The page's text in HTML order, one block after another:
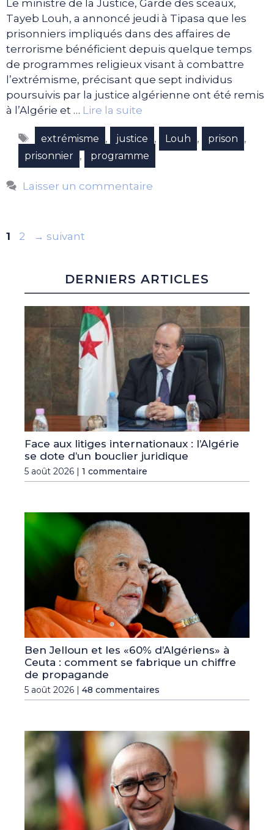
Le ministre de la Justice, Garde des sceaux,
Tayeb Louh, a annoncé jeudi à Tipasa que les
prisonniers impliqués dans des affaires de
terrorisme bénéficient depuis quelque temps
de programmes religieux visant à combattre
l’extrémisme, précisant que sept individus
poursuivis par la justice algérienne ont été remis
à l’Algérie et … Lire la suite
Étiquettes
extrémisme , justice , Louh , prison ,
prisonnier , programme
Laisser un commentaire
Page
1 Page
2 → suivant
DERNIERS ARTICLES
Face aux litiges internationaux : l’Algérie
se dote d’un bouclier juridique
5 août 2026 | 1 commentaire
Ben Jelloun et les «60% d’Algériens» à
Ceuta : comment se fabrique un chiffre
de propagande
5 août 2026 | 48 commentaires